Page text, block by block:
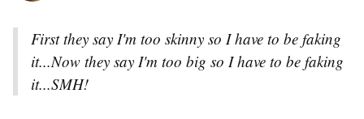
First they say I'm too skinny so I have to be faking
it...Now they say I'm too big so I have to be faking
it...SMH!